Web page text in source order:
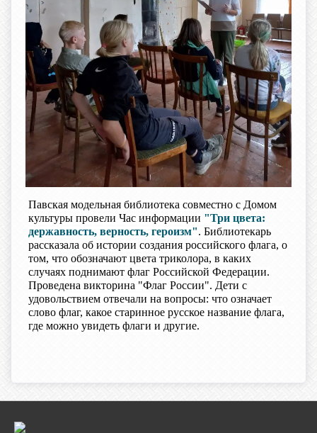
Павская модельная библиотека совместно с Домом
культуры провели Час информации "Три цвета:
державность, верность, героизм". Библиотекарь
рассказала об истории создания российского флага, о
том, что обозначают цвета триколора, в каких
случаях поднимают флаг Российской Федерации.
Проведена викторина "Флаг России". Дети с
удовольствием отвечали на вопросы: что означает
слово флаг, какое старинное русское название флага,
где можно увидеть флаги и другие.